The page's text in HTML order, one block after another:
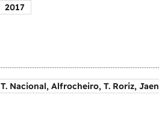
2017
T. Nacional, Alfrocheiro, T. Roriz, Jaen